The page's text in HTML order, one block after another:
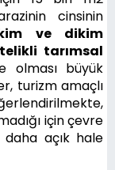
cinsinin
ve dikim
tarımsal
olması büyük
turizm amaçlı
için çevre
daha açık hale